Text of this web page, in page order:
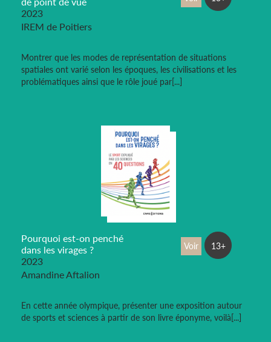
2023
IREM de Poitiers
Montrer que les modes de représentation de situations
spatiales ont varié selon les époques, les civilisations et les
problématiques ainsi que le rôle joué par[...]
Pourquoi est-on penché
dans les virages ?
2023
Amandine Aftalion
En cette année olympique, présenter une exposition autour
de sports et sciences à partir de son livre éponyme, voilà[...]
Voir 13+